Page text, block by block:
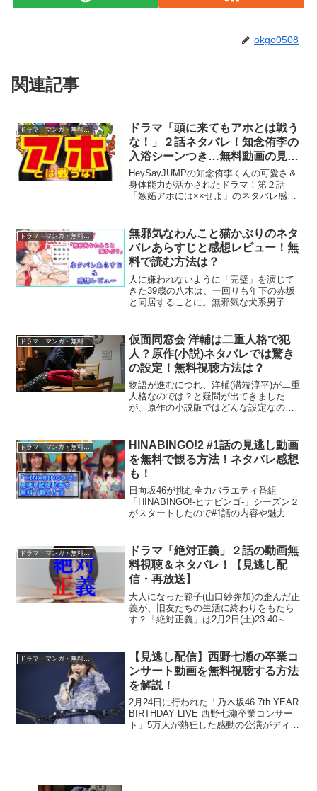
okgo0508
関連記事
ドラマ・マンガ・無料視聴
ドラマ「頭に来てもアホとは戦う
な！」２話ネタバレ！知念侑李の
入浴シーンつき…無料動画の見逃
し配信視聴方法！
HeySayJUMPの知念侑李くんの可愛さ＆
身体能力が活かされたドラマ！第２話
「嫉妬アホには××せよ」のネタバレ感
ドラマ・マンガ・無料視聴
無邪気なわんこと猫かぶりのネタ
バレあらすじと感想レビュー！無
料で読む方法は？
人に嫌われないように「完璧」を演じて
きた39歳の八木は、一回りも年下の赤坂
と同居することに。無邪気な犬系男子
ビューします！
ドラマ・マンガ・無料視聴
仮面同窓会 洋輔は二重人格で犯
人？原作(小説)ネタバレでは驚き
の設定！無料視聴方法は？
物語が進むにつれ、洋輔(溝端淳平)が二重
人格なのでは？と疑問が出てきました
が、原作の小説版ではどんな設定なの
トーリー展開となるのか？気になる点を
まとめてみると、衝撃の事...
ドラマ・マンガ・無料視聴
HINABINGO!2 #1話の見逃し動画
を無料で観る方法！ネタバレ感想
も！
日向坂46が挑む全力バラエティ番組
「HINABINGO!-ヒナビンゴ-」シーズン２
がスタートしたので#1話の内容や魅力を
ドラマ・マンガ・無料視聴
ドラマ「絶対正義」２話の動画無
料視聴＆ネタバレ！【見逃し配
信・再放送】
大人になった範子(山口紗弥加)の歪んだ正
義が、旧友たちの生活に終わりをもたら
す？「絶対正義」は2月2日(土)23:40～ス
【見逃し配信】西野七瀬の卒業コ
ンサート動画を無料視聴する方法
を解説！
2月24日に行われた「乃木坂46 7th YEAR
BIRTHDAY LIVE 西野七瀬卒業コンサー
ト」5万人が熱狂した感動の公演がディレ